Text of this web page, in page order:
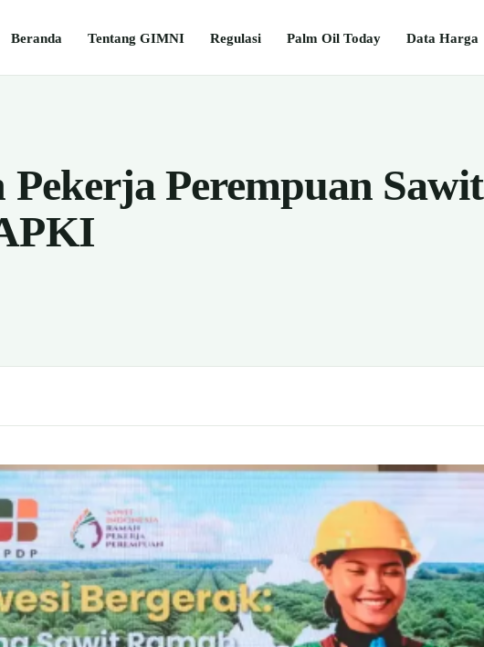
Beranda Tentang GIMNI Regulasi Palm Oil Today Data Harga
Perempuan Sawit